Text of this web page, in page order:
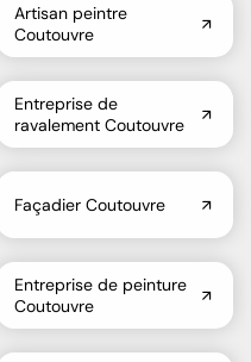
Artisan peintre
Coutouvre
Entreprise de
ravalement Coutouvre
Façadier Coutouvre
Entreprise de peinture
Coutouvre